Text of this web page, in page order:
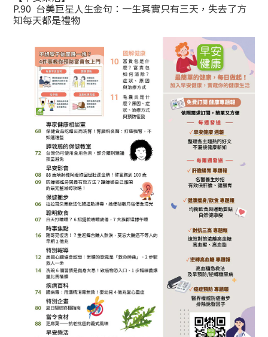
P.90 台美巨星人生金句：一生其實只有三天，失去了方
知每天都是禮物